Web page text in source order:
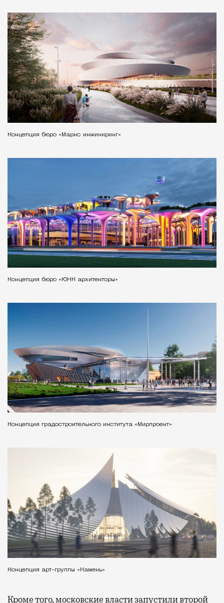
Концепция бюро «Маркс инжиниринг»
Концепция бюро «ЮНК архитекторы»
Концепция градостроительного института «Мирпроект»
Концепция арт-группы «Камень»
Кроме того, московские властизапустиливторой